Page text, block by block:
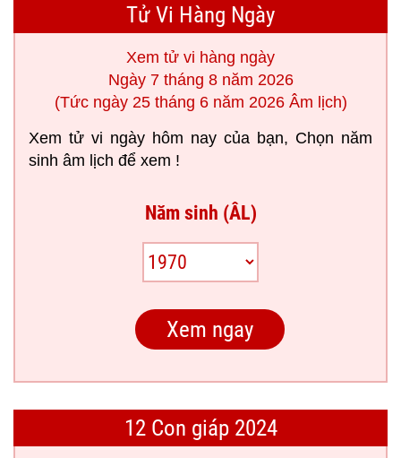
Tử Vi Hàng Ngày
Xem tử vi hàng ngày
Ngày 7 tháng 8 năm 2026
(Tức ngày 25 tháng 6 năm 2026 Âm lịch)
Xem tử vi ngày hôm nay của bạn, Chọn năm
sinh âm lịch để xem !
Năm sinh (ÂL)
12 Con giáp 2024